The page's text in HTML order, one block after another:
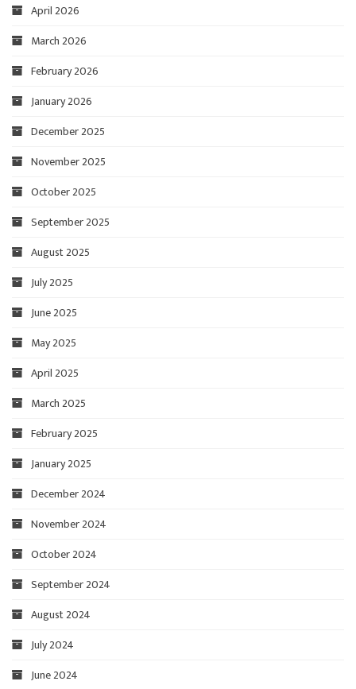
April 2026
March 2026
February 2026
January 2026
December 2025
November 2025
October 2025
September 2025
August 2025
July 2025
June 2025
May 2025
April 2025
March 2025
February 2025
January 2025
December 2024
November 2024
October 2024
September 2024
August 2024
July 2024
June 2024